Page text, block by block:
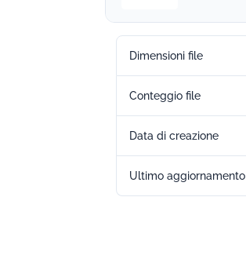
Dimensioni file
Conteggio file
Data di creazione
Ultimo aggiornamento